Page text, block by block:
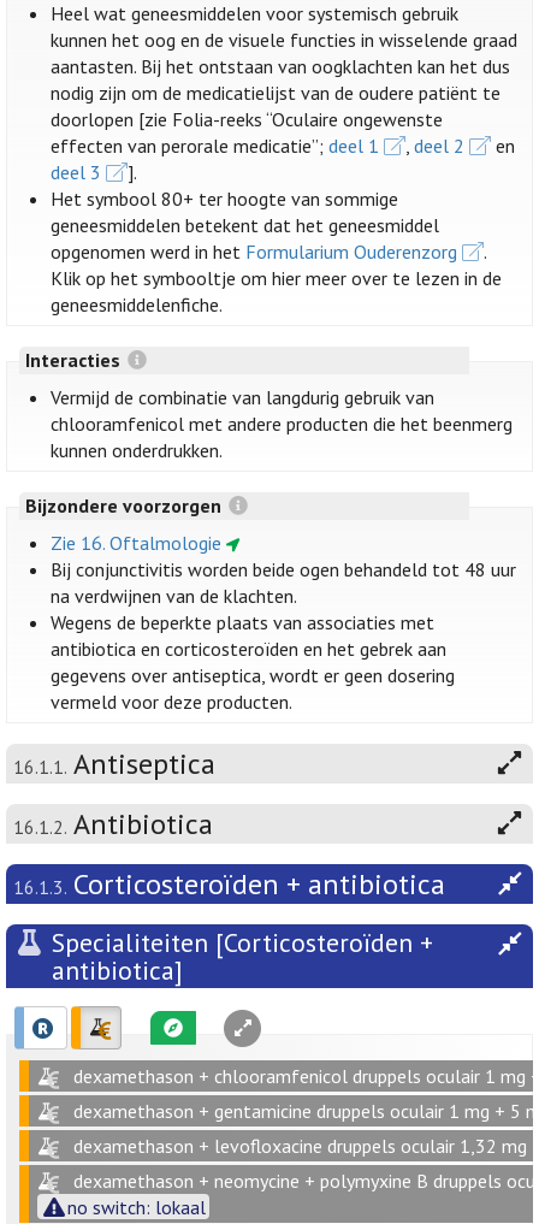
Heel wat geneesmiddelen voor systemisch gebruik
kunnen het oog en de visuele functies in wisselende graad
aantasten. Bij het ontstaan van oogklachten kan het dus
nodig zijn om de medicatielijst van de oudere patiënt te
doorlopen [zie Folia-reeks “Oculaire ongewenste
effecten van perorale medicatie”;deel 1 ,deel 2
en
deel 3
].
Het symbool 80+ ter hoogte van sommige
geneesmiddelen betekent dat het geneesmiddel
opgenomen werd in het Formularium Ouderenzorg
.
Klik op het symbooltje om hier meer over te lezen in de
geneesmiddelenfiche.
Interacties
Vermijd de combinatie van langdurig gebruik van
chlooramfenicol met andere producten die het beenmerg
kunnen onderdrukken.
Bijzondere voorzorgen
Zie 16. Oftalmologie
Bij conjunctivitis worden beide ogen behandeld tot 48 uur
na verdwijnen van de klachten.
Wegens de beperkte plaats van associaties met
antibiotica en corticosteroïden en het gebrek aan
gegevens over antiseptica, wordt er geen dosering
vermeld voor deze producten.
16.1.1. Antiseptica
16.1.2. Antibiotica
16.1.3. Corticosteroïden + antibiotica
Specialiteiten [Corticosteroïden +
antibiotica]
dexamethason + chlooramfenicol druppels oculair 1 mg
dexamethason + gentamicine druppels oculair 1 mg + 5
dexamethason + levofloxacine druppels oculair 1,32 mg
dexamethason + neomycine + polymyxine B druppels
no switch: lokaal